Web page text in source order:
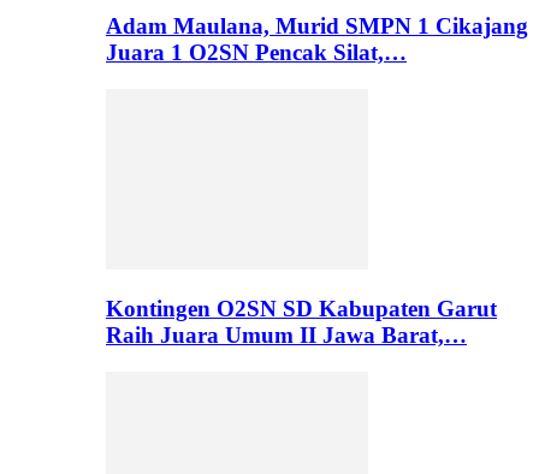
Adam Maulana, Murid SMPN 1 Cikajang
Juara 1 O2SN Pencak Silat,…
Kontingen O2SN SD Kabupaten Garut
Raih Juara Umum II Jawa Barat,…